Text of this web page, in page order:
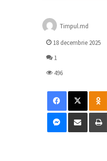
Timpul.md
18 decembrie 2025
1
496
Facebook
X
Messenger
Distribuie prin mail